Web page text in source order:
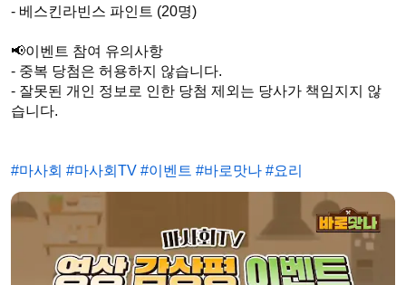
- 베스킨라빈스 파인트 (20명)
📢이벤트 참여 유의사항
- 중복 당첨은 허용하지 않습니다.
- 잘못된 개인 정보로 인한 당첨 제외는 당사가 책임지지 않
습니다.
#마사회 #마사회TV #이벤트 #바로맛나 #요리